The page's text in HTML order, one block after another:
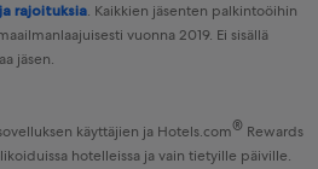
rajoituksia. Kaikkien jäsenten palkintoöihin
vuonna 2019. Ei sisällä
jäsen.
käyttäjien ja Hotels.com® Rewards
hotelleissa ja vain tietyille päiville.